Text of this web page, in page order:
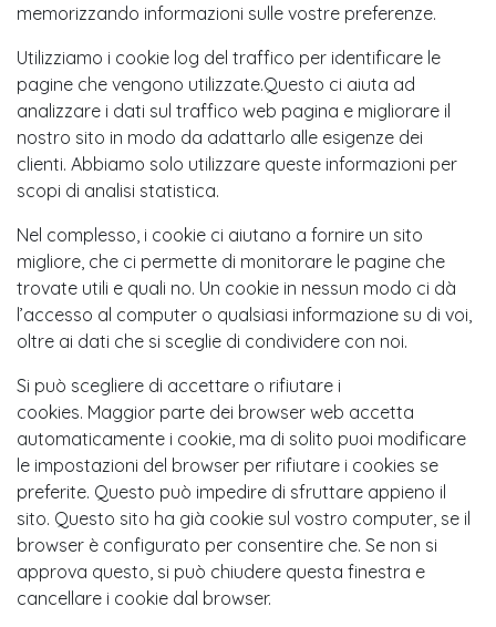
memorizzando informazioni sulle vostre preferenze.
Utilizziamo i cookie log del traffico per identificare le
pagine che vengono utilizzate.Questo ci aiuta ad
analizzare i dati sul traffico web pagina e migliorare il
nostro sito in modo da adattarlo alle esigenze dei
clienti. Abbiamo solo utilizzare queste informazioni per
scopi di analisi statistica.
Nel complesso, i cookie ci aiutano a fornire un sito
migliore, che ci permette di monitorare le pagine che
trovate utili e quali no. Un cookie in nessun modo ci dà
l’accesso al computer o qualsiasi informazione su di voi,
oltre ai dati che si sceglie di condividere con noi.
Si può scegliere di accettare o rifiutare i
cookies. Maggior parte dei browser web accetta
automaticamente i cookie, ma di solito puoi modificare
le impostazioni del browser per rifiutare i cookies se
preferite. Questo può impedire di sfruttare appieno il
sito. Questo sito ha già cookie sul vostro computer, se il
browser è configurato per consentire che. Se non si
approva questo, si può chiudere questa finestra e
cancellare i cookie dal browser.